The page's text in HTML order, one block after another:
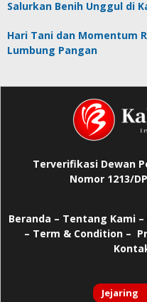
Salurkan Benih Unggul di
Hari Tani dan Momentum
Lumbung Pangan
Terverifikasi Dewan
Nomor 1213/
Beranda – Tentang Kami –
– Term & Condition –